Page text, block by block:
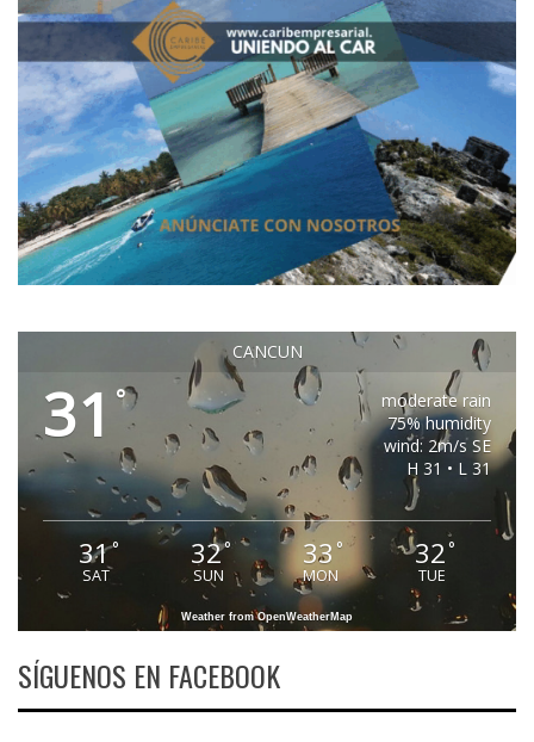
CANCUN
31 °
moderate rain
75% humidity
wind: 2m/s SE
H 31 • L 31
31°
SAT
32°
SUN
33 °
MON
32°
TUE
Weather from OpenWeatherMap
SÍGUENOS EN FACEBOOK